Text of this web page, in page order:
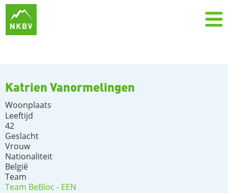
Katrien Vanormelingen
Woonplaats
Leeftijd
42
Geslacht
Vrouw
Nationaliteit
België
Team
Team BeBloc - EEN